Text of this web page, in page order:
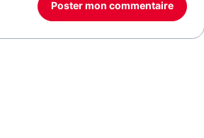
Poster mon commentaire